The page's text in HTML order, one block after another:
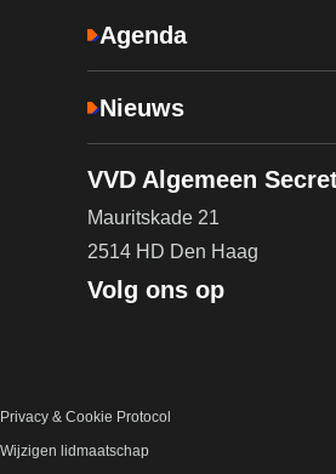
Agenda
Nieuws
VVD Algemeen
Mauritskade 21
2514 HD Den Haag
Volg ons op
Privacy & Cookie Protocol
Wijzigen lidmaatschap